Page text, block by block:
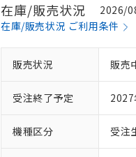
在庫/販売状況
2026/
在庫/販売状況 ご利用条件
販売状況 販売
受注終了予定 2027
機種区分 受注